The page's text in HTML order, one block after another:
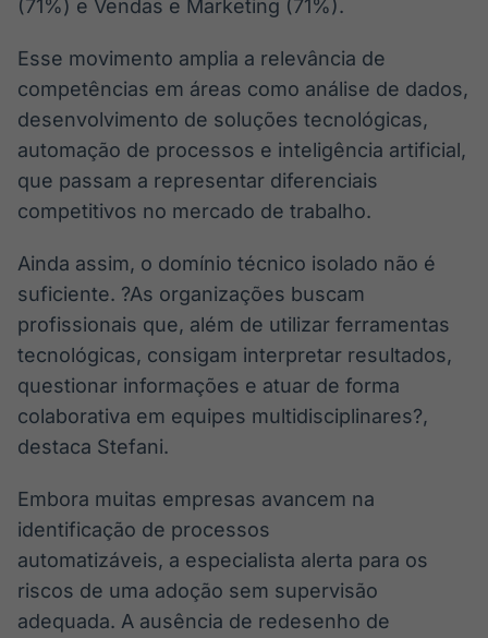
(71%) e Vendas e Marketing (71%).
Esse movimento amplia a relevância de
competências em áreas como análise de dados,
desenvolvimento de soluções tecnológicas,
automação de processos e inteligência artificial,
que passam a representar diferenciais
competitivos no mercado de trabalho.
Ainda assim, o domínio técnico isolado não é
suficiente. ?As organizações buscam
profissionais que, além de utilizar ferramentas
tecnológicas, consigam interpretar resultados,
questionar informações e atuar de forma
colaborativa em equipes multidisciplinares?,
destaca Stefani.
Embora muitas empresas avancem na
identificação de processos
automatizáveis, a especialista alerta para os
riscos de uma adoção sem supervisão
adequada. A ausência de redesenho de